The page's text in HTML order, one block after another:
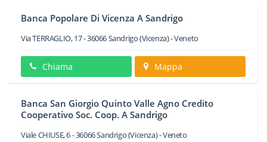
Banca Popolare Di Vicenza A Sandrigo
Via TERRAGLIO, 17-36066Sandrigo(Vicenza) -Veneto
Chiama Mappa
Banca San Giorgio Quinto Valle Agno Credito
Cooperativo Soc. Coop. A Sandrigo
Viale CHIUSE, 6-36066Sandrigo(Vicenza) -Veneto